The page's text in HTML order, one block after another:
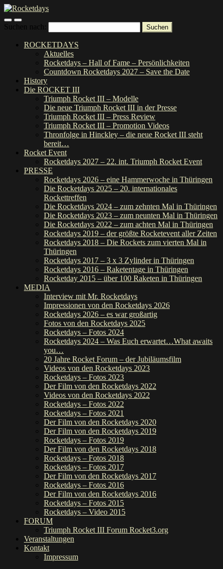
Suchen nach:
ROCKETDAYS
Aktuelles
Rocketdays – Hall of Fame – Persönlichkeiten
Countdown Rocketdays 2027 – Save the Date
History
Die ROCKET III
Triumph Rocket III – Modelle
Die neue Triumph Rocket III in der Presse
Triumph Rocket III – Press Review
Triumph Rocket III – Promotion Videos
Thronfolge in Hinckley – die neue Rocket III steht
bereit…
Rocket Event
Rocketdays 2027 – 22. int. Triumph Rocket Event
PRESSE
Rocketdays 2026 – eine Hammerwoche in Thüringen
Die Rocketdays 2025 – 20. internationales
Rockettreffen
Die Rocketdays 2024 – zum zehnten Mal in Thüringen
Die Rocketdays 2023 – zum neunten Mal in Thüringen
Die Rocketdays 2022 – zum achten Mal in Thüringen
Rocketdays 2019 – der größte Rocketevent aller Zeiten
Rocketdays 2018 – Die Rockets zum vierten Mal in
Thüringen
Rocketdays 2017 – 3 x 3 Zylinder in Thüringen
Rocketdays 2016 – Raketentage in Thüringen
Rocketday 2015 – über 100 Raketen in Thüringen
MEDIA
Interview mit Mr. Rocketdays
Impressionen von den Rocketdays 2026
Rocketdays 2026 – es war großartig
Fotos von den Rocketdays 2025
Rocketdays – Fotos 2024
Rocketdays 2024 – Was Euch erwartet…What awaits
you…
20 Jahre Rocket Forum – der Jubiläumsfilm
Videos von den Rocketdays 2023
Rocketdays – Fotos 2023
Der Film von den Rocketdays 2022
Videos von den Rocketdays 2022
Rocketdays – Fotos 2022
Rocketdays – Fotos 2021
Der Film von den Rocketdays 2020
Der Film von den Rocketdays 2019
Rocketdays – Fotos 2019
Der Film von den Rocketdays 2018
Rocketdays – Fotos 2018
Rocketdays – Fotos 2017
Der Film von den Rocketdays 2017
Rocketdays – Fotos 2016
Der Film von den Rocketdays 2016
Rocketdays – Fotos 2015
Rocketdays – Video 2015
FORUM
Triumph Rocket III Forum Rocket3.org
Veranstaltungen
Kontakt
Impressum